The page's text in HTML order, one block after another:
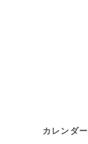
カレンダー